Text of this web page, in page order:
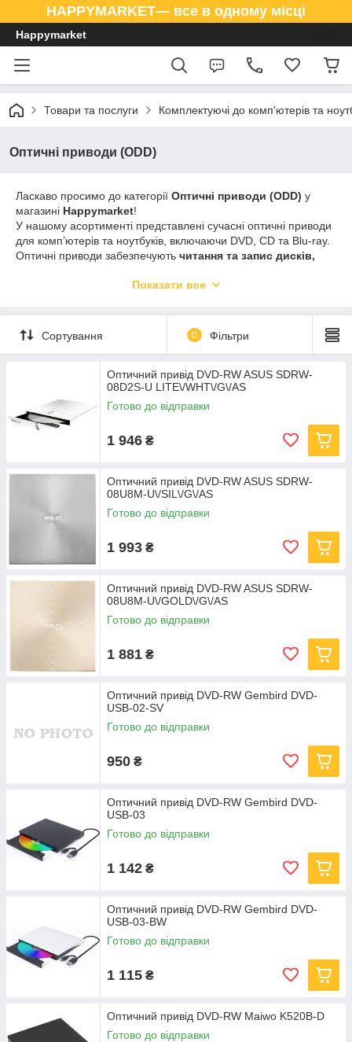
HAPPYMARKET— все в одному місці
Happymarket
Товари та послуги Комплектуючі до комп'ютерів та
Оптичні приводи (ODD)
Ласкаво просимо до категорії Оптичні приводи (ODD) у
магазині Happymarket!
У нашому асортименті представлені сучасні оптичні приводи
для комп’ютерів та ноутбуків, включаючи DVD, CD та Blu-ray.
Оптичні приводи забезпечують читання та запис дисків,
також дозволяють встановлювати програмне забезпечення з
приводи, які легко інтегруються у ваш ПК або ноутбук та
забезпечують стабільну роботу з дисками.
Показати все
Сортування 0 Фільтри
Оптичний привід DVD-RW ASUS SDRW-
08D2S-U LITE\/WHT\/G\/AS
Готово до відправки
1 946 ₴
Оптичний привід DVD-RW ASUS SDRW-
08U8M-U\/SIL\/G\/AS
Готово до відправки
1 993 ₴
Оптичний привід DVD-RW ASUS SDRW-
08U8M-U\/GOLD\/G\/AS
Готово до відправки
1 881 ₴
Оптичний привід DVD-RW Gembird DVD-
USB-02-SV
Готово до відправки
950 ₴
Оптичний привід DVD-RW Gembird DVD-
USB-03
Готово до відправки
1 142 ₴
Оптичний привід DVD-RW Gembird DVD-
USB-03-BW
Готово до відправки
1 115 ₴
Оптичний привід DVD-RW Maiwo K520B-D
Готово до відправки